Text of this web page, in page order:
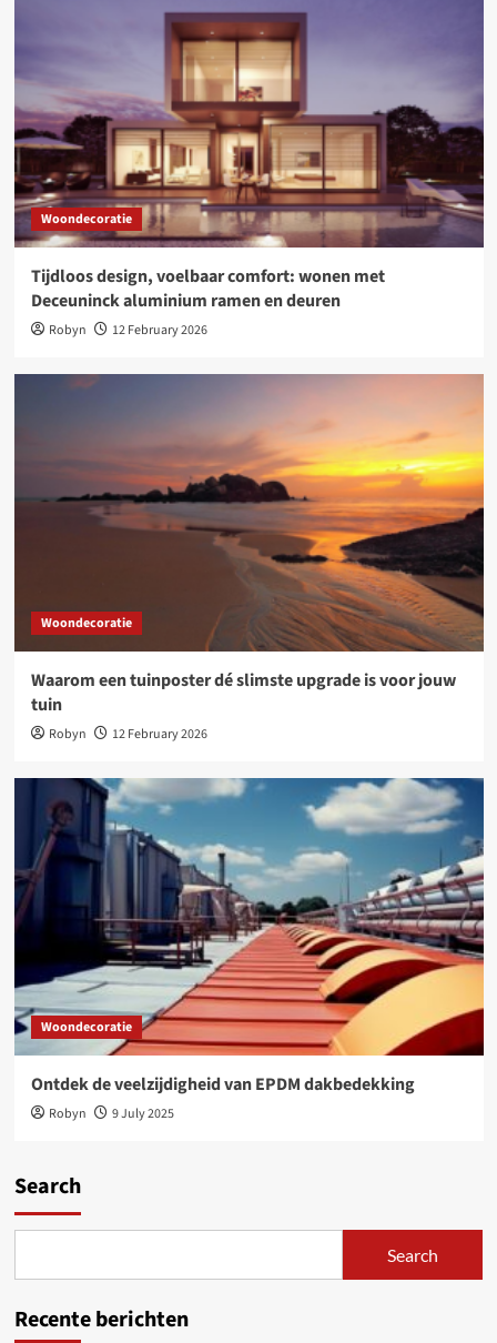
Woondecoratie
Tijdloos design, voelbaar comfort: wonen met
Deceuninck aluminium ramen en deuren
Robyn 12 February 2026
Woondecoratie
Waarom een tuinposter dé slimste upgrade is voor jouw
tuin
Robyn 12 February 2026
Woondecoratie
Ontdek de veelzijdigheid van EPDM dakbedekking
Robyn 9 July 2025
Search
Search
Recente berichten